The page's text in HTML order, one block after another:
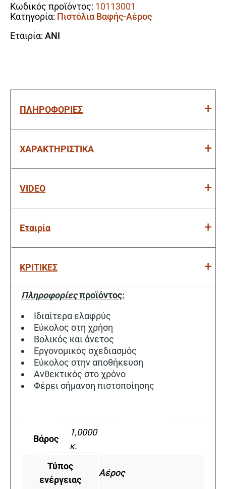
Κωδικός προϊόντος: 10113001
Κατηγορία: Πιστόλια Βαφής-Αέρος
Εταιρία: ANI
ΠΛΗΡΟΦΟΡΙΕΣ
ΧΑΡΑΚΤΗΡΙΣΤΙΚΑ
VIDEO
Εταιρία
ΚΡΙΤΙΚΕΣ
Πληροφορίεςπροϊόντος:
Ιδιαίτερα ελαφρύς
Εύκολος στη χρήση
Βολικός και άνετος
Εργονομικός σχεδιασμός
Εύκολος στην αποθήκευση
Ανθεκτικός στο χρόνο
Φέρει σήμανση πιστοποίησης
Βάρος
1,0000
κ.
Τύπος
ενέργειας
Αέρος